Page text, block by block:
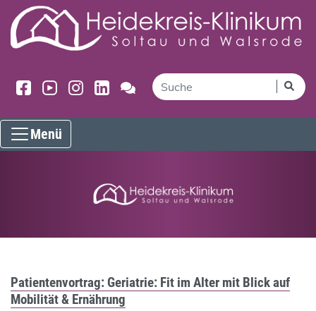
Menü
Patientenvortrag: Geriatrie: Fit im Alter mit Blick auf
Mobilität & Ernährung